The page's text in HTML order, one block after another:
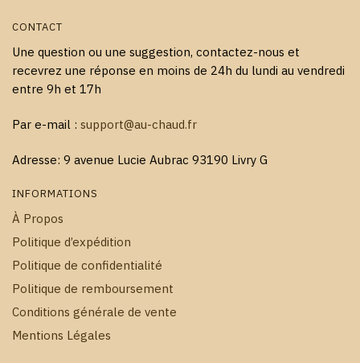
CONTACT
Une question ou une suggestion, contactez-nous et
recevrez une réponse en moins de 24h du lundi au vendredi
entre 9h et 17h
Par e-mail : support@au-chaud.fr
Adresse: 9 avenue Lucie Aubrac 93190 Livry G
INFORMATIONS
À Propos
Politique d’expédition
Politique de confidentialité
Politique de remboursement
Conditions générale de vente
Mentions Légales